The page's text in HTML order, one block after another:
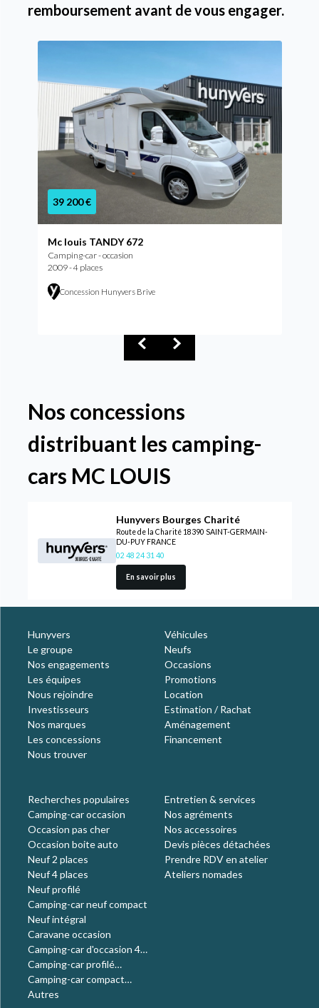
remboursement avant de vous engager.
39 200 €
Mc louis TANDY 672
Camping-car - occasion
2009 - 4 places
Concession Hunyvers Brive
Nos concessions
distribuant les camping-
cars MC LOUIS
Hunyvers Bourges Charité
Route de la Charité 18390 SAINT-GERMAIN-
DU-PUY FRANCE
02 48 24 31 40
En savoir plus
Hunyvers
Le groupe
Nos engagements
Les équipes
Nous rejoindre
Investisseurs
Nos marques
Les concessions
Nous trouver
Véhicules
Neufs
Occasions
Promotions
Location
Estimation / Rachat
Aménagement
Financement
Recherches populaires
Camping-car occasion
Occasion pas cher
Occasion boite auto
Neuf 2 places
Neuf 4 places
Neuf profilé
Camping-car neuf compact
Neuf intégral
Caravane occasion
Camping-car d'occasion 4
places
Camping-car profilé
occasion
Camping-car compact
occasion
Autres
Entretien & services
Nos agréments
Nos accessoires
Devis pièces détachées
Prendre RDV en atelier
Ateliers nomades